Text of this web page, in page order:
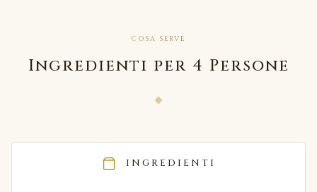
COSA SERVE
Ingredienti per 4 Persone
INGREDIENTI